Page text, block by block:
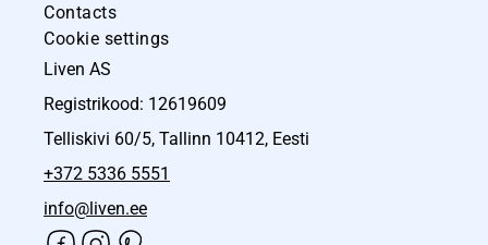
Contacts
Cookie settings
Liven AS
Registrikood: 12619609
Telliskivi 60/5, Tallinn 10412, Eesti
+372 5336 5551
info@liven.ee